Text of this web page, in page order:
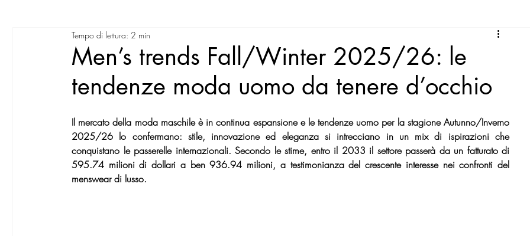
Libri & Books Sportive d'epoca Personaggi
Exclusive Places Gallerie Mostre Moda Donna/Uomo Nautica Beauty
MilanoWorld Shopping Guide RomaWorld Shopping Guide VeneziaWorld Shopping
FirenzeWorld Shopping Guide
Men’s trends Fall/Winter 2025/26: le
tendenze moda uomo da tenere d’occhio
Tempo di lettura: 2 min
Il mercato della moda maschile è in continua espansione e le tendenze uomo per la stagione Autunno/Inverno
2025/26 lo confermano: stile, innovazione ed eleganza si intrecciano in un mix di ispirazioni che
conquistano le passerelle internazionali. Secondo le stime, entro il 2033 il settore passerà da un fatturato di
595.74 milioni di dollari a ben 936.94 milioni, a testimonianza del crescente interesse nei confronti del
menswear di lusso.